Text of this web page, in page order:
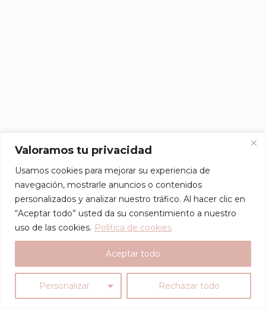
Valoramos tu privacidad
Usamos cookies para mejorar su experiencia de
navegación, mostrarle anuncios o contenidos
personalizados y analizar nuestro tráfico. Al hacer clic en
“Aceptar todo” usted da su consentimiento a nuestro
uso de las cookies. Política de cookies
Personalizar Rechazar todo
Aceptar todo